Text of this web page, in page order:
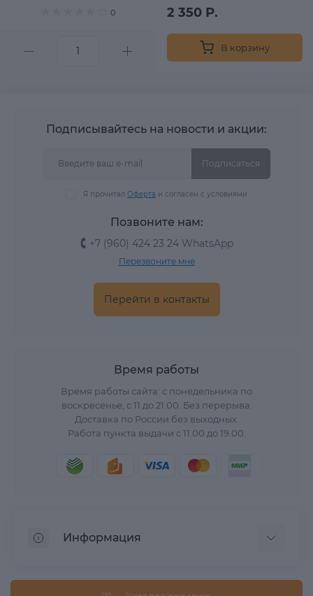
0 2 350 Р.
В корзину
Подписывайтесь на новости и акции:
Подписаться
Я прочитал Оферта и согласен с условиями
Позвоните нам:
+7 (960) 424 23 24 WhatsApp
Перезвоните мне
Перейти в контакты
Время работы
Время работы сайта: с понедельника по
воскресенье, с 11 до 21.00. Без перерыва.
Доставка по России без выходных.
Работа пункта выдачи с 11.00 до 19.00.
Информация